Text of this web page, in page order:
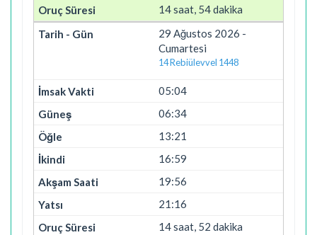
14 saat, 54 dakika
29 Ağustos 2026 -
Cumartesi
14 Rebiülevvel 1448
05:04
06:34
13:21
16:59
19:56
21:16
14 saat, 52 dakika